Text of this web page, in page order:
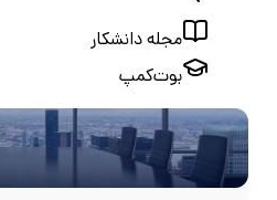
مجله دانشکار
بوت‌کمپ